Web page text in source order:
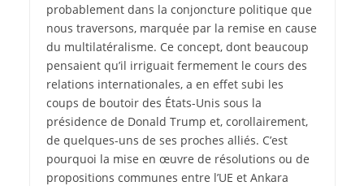
probablement dans la conjoncture politique que
nous traversons, marquée par la remise en cause
du multilatéralisme. Ce concept, dont beaucoup
pensaient qu’il irriguait fermement le cours des
relations internationales, a en effet subi les
coups de boutoir des États-Unis sous la
présidence de Donald Trump et, corollairement,
de quelques-uns de ses proches alliés. C’est
pourquoi la mise en œuvre de résolutions ou de
propositions communes entre l’UE et Ankara